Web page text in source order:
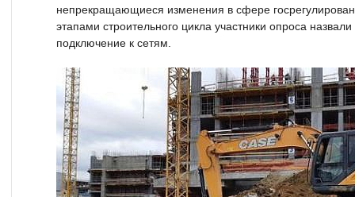
непрекращающиеся изменения в сфере
этапами строительного цикла участники опроса
подключение к сетям.